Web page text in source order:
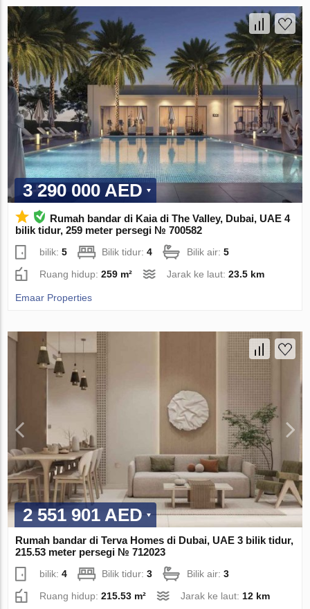
3 290 000 AED
Rumah bandar di Kaia di The Valley, Dubai, UAE 4
bilik tidur, 259 meter persegi № 700582
bilik:5 Bilik tidur:4 Bilik air:5
Ruang hidup:259 m² Jarak ke laut:23.5 km
Emaar Properties
2 551 901 AED
Rumah bandar di Terva Homes di Dubai, UAE 3 bilik tidur,
215.53 meter persegi № 712023
bilik:4 Bilik tidur:3 Bilik air:3
Ruang hidup:215.53 m² Jarak ke laut:12 km